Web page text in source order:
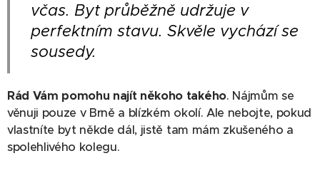
včas. Byt průběžně udržuje v
perfektním stavu. Skvěle vychází se
sousedy.
Rád Vám pomohu najít někoho takého. Nájmům se
věnuji pouze v Brně a blízkém okolí. Ale nebojte, pokud
vlastníte byt někde dál, jistě tam mám zkušeného a
spolehlivého kolegu.